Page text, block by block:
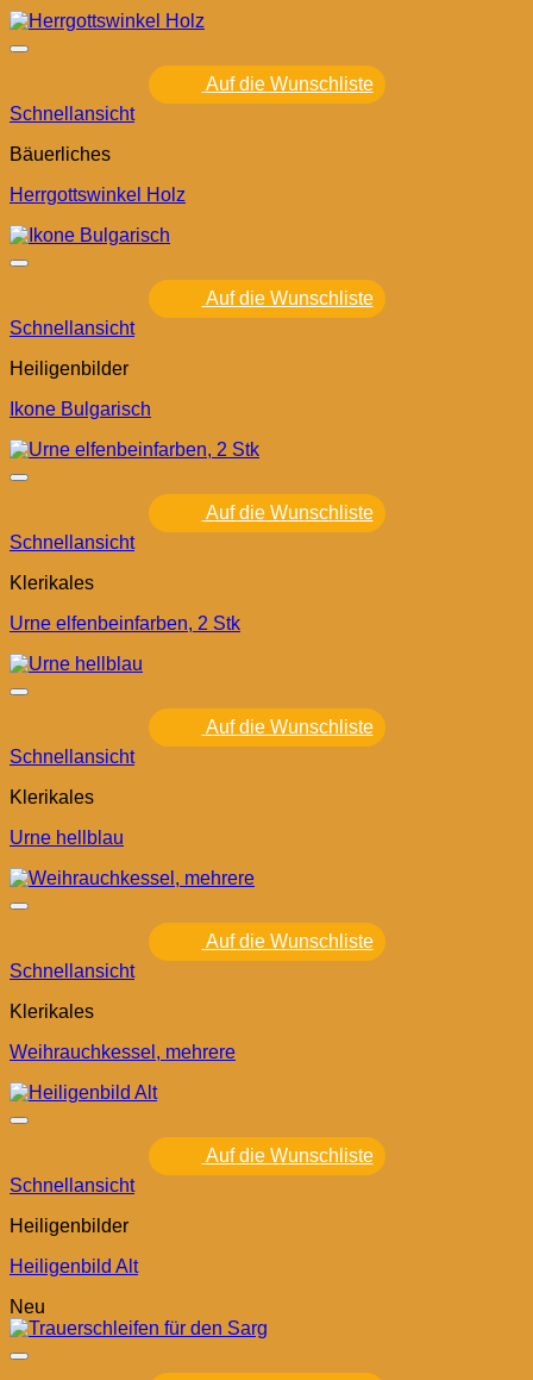
Auf die Wunschliste
Schnellansicht
Bäuerliches
Herrgottswinkel Holz
Auf die Wunschliste
Schnellansicht
Heiligenbilder
Ikone Bulgarisch
Auf die Wunschliste
Schnellansicht
Klerikales
Urne elfenbeinfarben, 2 Stk
Auf die Wunschliste
Schnellansicht
Klerikales
Urne hellblau
Auf die Wunschliste
Schnellansicht
Klerikales
Weihrauchkessel, mehrere
Auf die Wunschliste
Schnellansicht
Heiligenbilder
Heiligenbild Alt
Neu